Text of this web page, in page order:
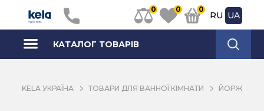
0 0 0
RU UA
КАТАЛОГ ТОВАРІВ
KELA УКРАЇНА ТОВАРИ ДЛЯ ВАННОЇ КІМНАТИ ЙОРЖИКИ